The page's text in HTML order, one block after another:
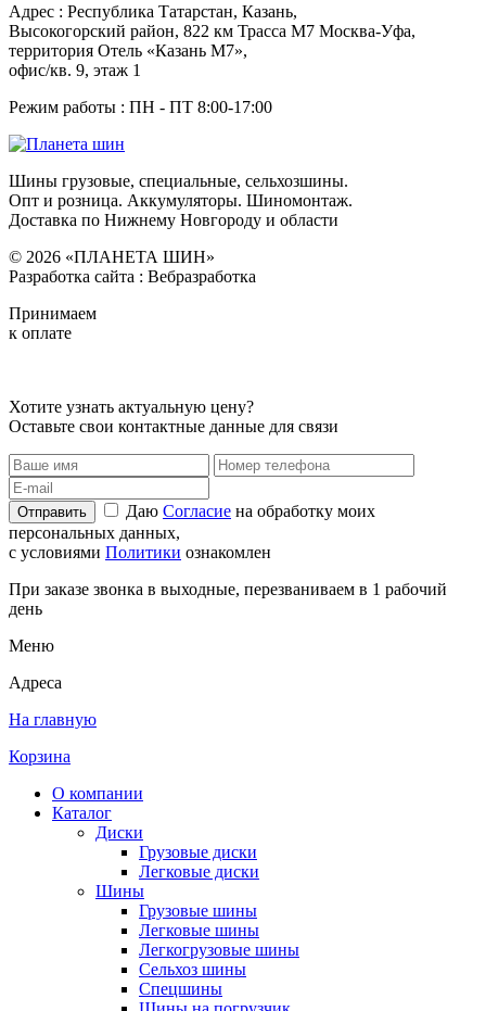
Адреc : Республика Татарстан, Казань,
Высокогорский район, 822 км Трасса М7 Москва-Уфа,
территория Отель «Казань М7»,
офис/кв. 9, этаж 1
Режим работы : ПН - ПТ 8:00-17:00
Шины грузовые, специальные, сельхозшины.
Опт и розница. Аккумуляторы. Шиномонтаж.
Доставка по Нижнему Новгороду и области
© 2026 «ПЛАНЕТА ШИН»
Разработка сайта : Вебразработка
Принимаем
к оплате
Хотите узнать актуальную цену?
Оставьте свои контактные данные для связи
Отправить Даю Согласие на обработку моих
персональных данных,
с условиями Политики ознакомлен
При заказе звонка в выходные, перезваниваем в 1 рабочий
день
Меню
Адреса
На главную
Корзина
О компании
Каталог
Диски
Грузовые диски
Легковые диски
Шины
Грузовые шины
Легковые шины
Легкогрузовые шины
Сельхоз шины
Спецшины